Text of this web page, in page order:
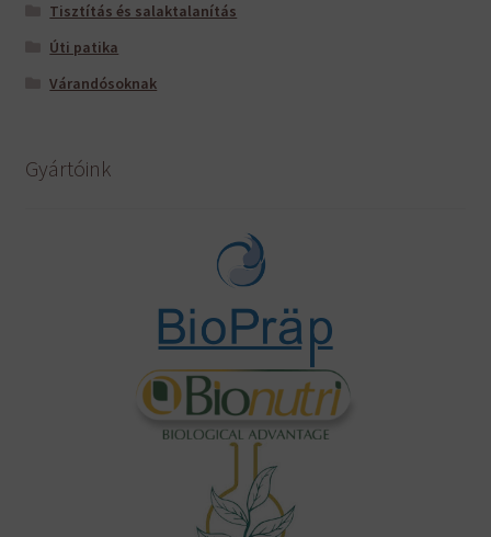
Tisztítás és salaktalanítás
Úti patika
Várandósoknak
Gyártóink